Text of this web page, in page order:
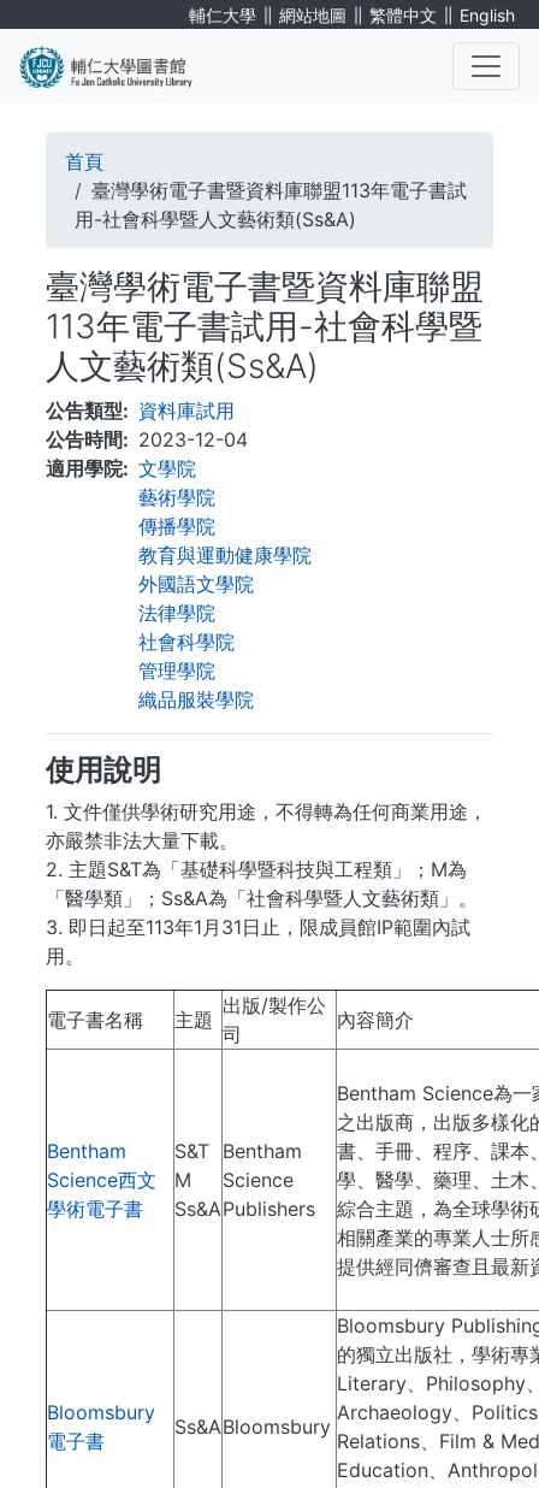
輔仁大學 ∥ 網站地圖 ∥ 繁體中文 ∥ English
導
航
結
首頁
臺灣學術電子書暨資料庫聯盟113年電子書試
用-社會科學暨人文藝術類(Ss&A)
臺灣學術電子書暨資料庫聯盟
113年電子書試用-社會科學暨
人文藝術類(Ss&A)
公告類型
資料庫試用
公告時間
2023-12-04
適用學院
文學院
藝術學院
傳播學院
教育與運動健康學院
外國語文學院
法律學院
社會科學院
管理學院
織品服裝學院
使用說明
1. 文件僅供學術研究用途，不得轉為任何商業用途，
亦嚴禁非法大量下載。
2. 主題S&T為「基礎科學暨科技與工程類」；M為
「醫學類」；Ss&A為「社會科學暨人文藝術類」。
3. 即日起至113年1月31日止，限成員館IP範圍內試
用。
電子書名稱 主題
出版/製作公
司
內容簡介
Bentham
Science西文
學術電子書
S&T
M
Ss&A
Bentham
Science
Publishers
Bentham Science為一
之出版商，出版多樣化
書、手冊、程序、課本
學、醫學、藥理、土木
綜合主題，為全球學術
相關產業的專業人士所
提供經同儕審查且最新
Bloomsbury
電子書
Ss&ABloomsbury
Bloomsbury
的獨立出版社，學術
Literary、Philosophy
Archaeology、
Relations、Film &
Education、